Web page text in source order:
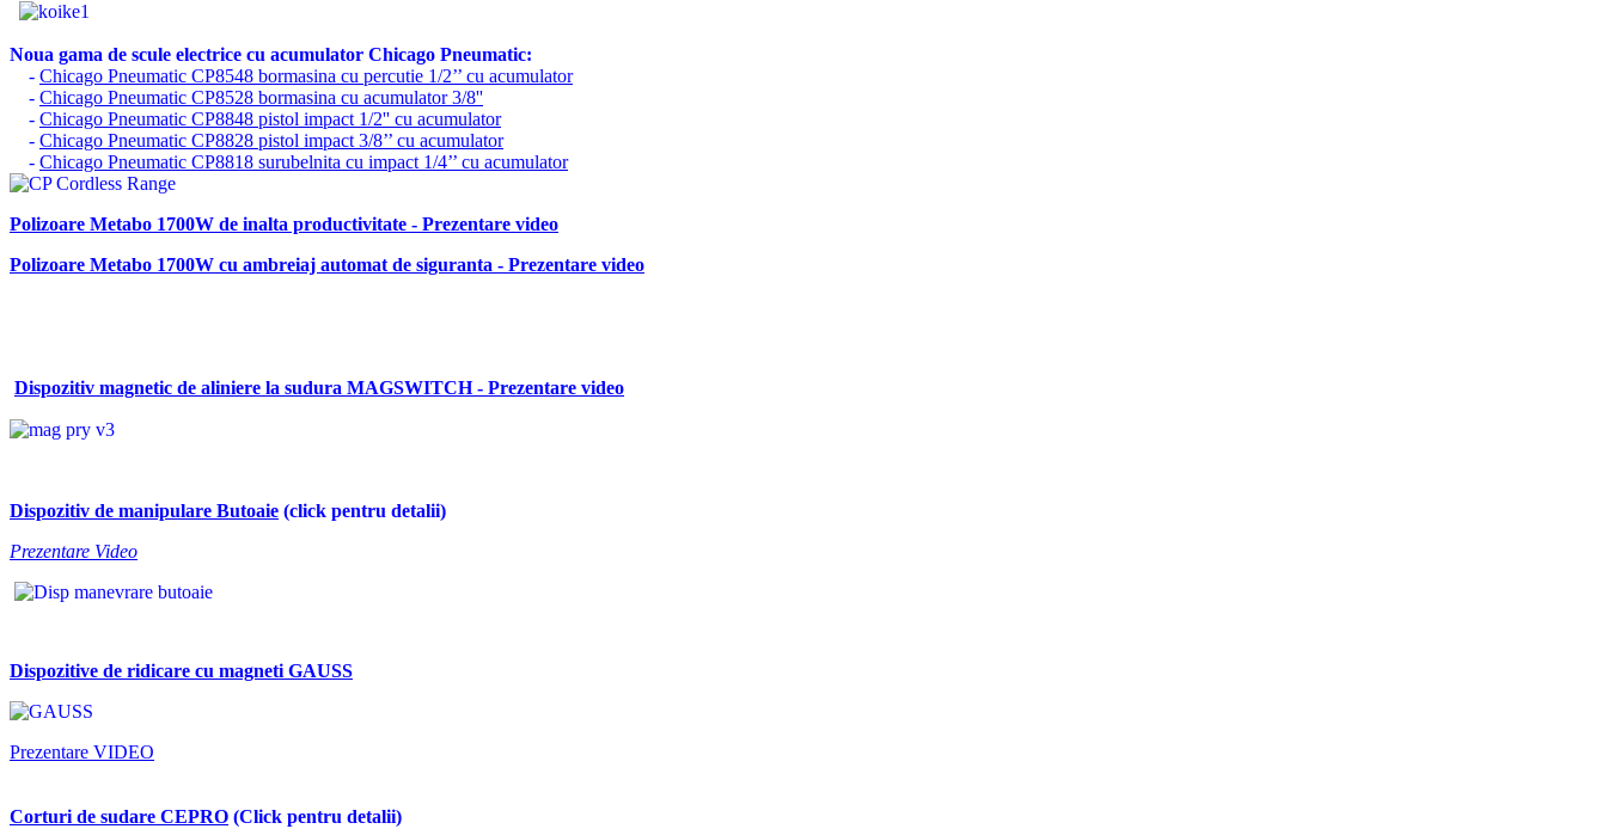
Noua gama de scule electrice cu acumulator Chicago Pneumatic:
- Chicago Pneumatic CP8548 bormasina cu percutie 1/2’’ cu acumulator
- Chicago Pneumatic CP8528 bormasina cu acumulator 3/8''
- Chicago Pneumatic CP8848 pistol impact 1/2'' cu acumulator
- Chicago Pneumatic CP8828 pistol impact 3/8’’ cu acumulator
- Chicago Pneumatic CP8818 surubelnita cu impact 1/4’’ cu acumulator
Polizoare Metabo 1700W de inalta productivitate - Prezentare video
Polizoare Metabo 1700W cu ambreiaj automat de siguranta - Prezentare video
Dispozitiv magnetic de aliniere la sudura MAGSWITCH - Prezentare video
Dispozitiv de manipulare Butoaie (click pentru detalii)
Prezentare Video
Dispozitive de ridicare cu magneti GAUSS
Prezentare VIDEO
Corturi de sudare CEPRO (Click pentru detalii)